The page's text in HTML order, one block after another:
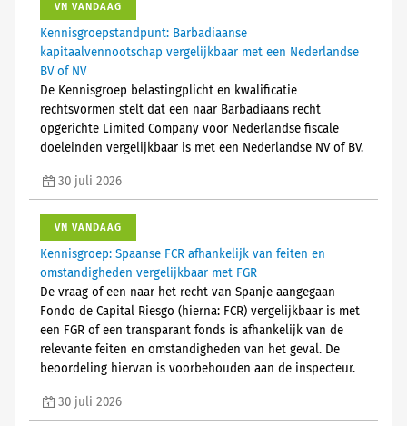
VN VANDAAG
Kennisgroepstandpunt: Barbadiaanse
kapitaalvennootschap vergelijkbaar met een Nederlandse
BV of NV
De Kennisgroep belastingplicht en kwalificatie
rechtsvormen stelt dat een naar Barbadiaans recht
opgerichte Limited Company voor Nederlandse fiscale
doeleinden vergelijkbaar is met een Nederlandse NV of BV.
30 juli 2026
VN VANDAAG
Kennisgroep: Spaanse FCR afhankelijk van feiten en
omstandigheden vergelijkbaar met FGR
De vraag of een naar het recht van Spanje aangegaan
Fondo de Capital Riesgo (hierna: FCR) vergelijkbaar is met
een FGR of een transparant fonds is afhankelijk van de
relevante feiten en omstandigheden van het geval. De
beoordeling hiervan is voorbehouden aan de inspecteur.
30 juli 2026